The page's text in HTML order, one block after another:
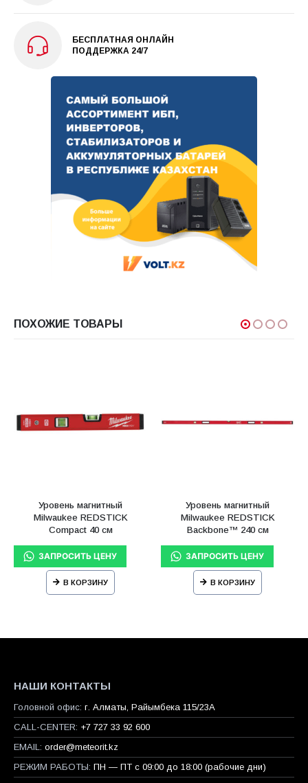
БЕСПЛАТНАЯ ОНЛАЙН
ПОДДЕРЖКА 24/7
ПОХОЖИЕ ТОВАРЫ
Уровень магнитный
Milwaukee REDSTICK
Compact 40 см
В КОРЗИНУ
Уровень магнитный
Milwaukee REDSTICK
Backbone™ 240 см
В КОРЗИНУ
НАШИ КОНТАКТЫ
Головной офис: г. Алматы, Райымбека 115/23A
CALL-CENTER: +7 727 33 92 600
EMAIL: order@meteorit.kz
РЕЖИМ РАБОТЫ: ПН — ПТ с 09:00 до 18:00 (рабочие дни)